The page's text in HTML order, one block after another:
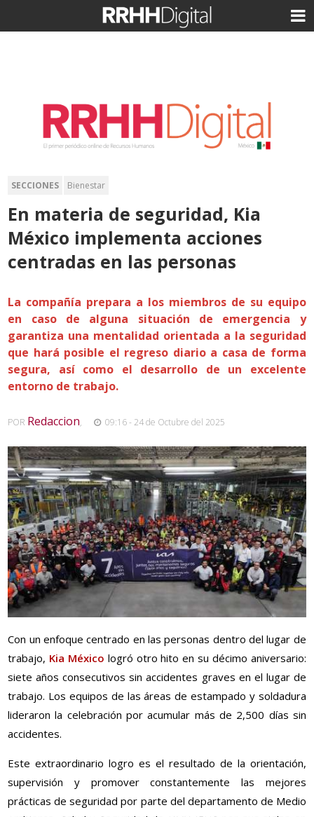
SECCIONES Bienestar
En materia de seguridad, Kia
México implementa acciones
centradas en las personas
La compañía prepara a los miembros de su equipo
en caso de alguna situación de emergencia y
garantiza una mentalidad orientada a la seguridad
que hará posible el regreso diario a casa de forma
segura, así como el desarrollo de un excelente
entorno de trabajo.
POR Redaccion, 09:16 - 24 de Octubre del 2025
Con un enfoque centrado en las personas dentro del lugar de
trabajo, Kia México logró otro hito en su décimo aniversario:
siete años consecutivos sin accidentes graves en el lugar de
trabajo. Los equipos de las áreas de estampado y soldadura
lideraron la celebración por acumular más de 2,500 días sin
accidentes.
Este extraordinario logro es el resultado de la orientación,
supervisión y promover constantemente las mejores
prácticas de seguridad por parte del departamento de Medio